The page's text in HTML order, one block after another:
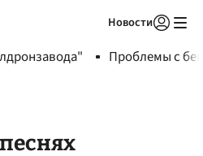
Новости
Проблемы с